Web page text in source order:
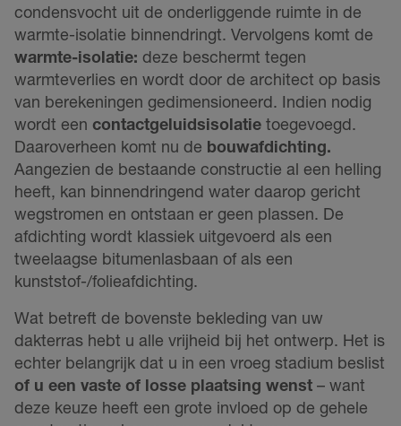
condensvocht uit de onderliggende ruimte in de
warmte-isolatie binnendringt. Vervolgens komt de
warmte-isolatie: deze beschermt tegen
warmteverlies en wordt door de architect op basis
van berekeningen gedimensioneerd. Indien nodig
wordt een contactgeluidsisolatie toegevoegd.
Daaroverheen komt nu de bouwafdichting.
Aangezien de bestaande constructie al een helling
heeft, kan binnendringend water daarop gericht
wegstromen en ontstaan er geen plassen. De
afdichting wordt klassiek uitgevoerd als een
tweelaagse bitumenlasbaan of als een
kunststof-/folieafdichting.
Wat betreft de bovenste bekleding van uw
dakterras hebt u alle vrijheid bij het ontwerp. Het is
echter belangrijk dat u in een vroeg stadium beslist
of u een vaste of losse plaatsing wenst – want
deze keuze heeft een grote invloed op de gehele